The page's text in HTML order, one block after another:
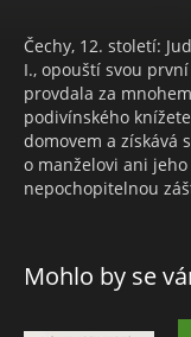
Čechy, 12. století:
I., opouští svou
provdala za
podivínského
domovem a získává
o manželovi ani
nepochopitelnou
Mohlo by se